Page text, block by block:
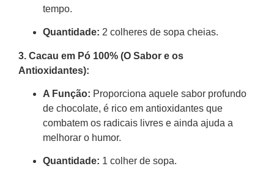
tempo.
Quantidade: 2 colheres de sopa cheias.
3. Cacau em Pó 100% (O Sabor e os
Antioxidantes):
A Função: Proporciona aquele sabor profundo
de chocolate, é rico em antioxidantes que
combatem os radicais livres e ainda ajuda a
melhorar o humor.
Quantidade: 1 colher de sopa.